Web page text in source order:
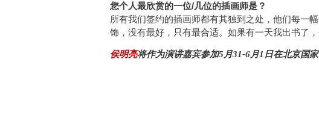
您个人最欣赏的一位/几位的插画师是？
所有我们签约的插画师都有其独到之处，他们每一
饰，没有最好，只有最合适。如果有一天我出书了
侯明亮将作为演讲嘉宾参加5月31-6月1日在北京国